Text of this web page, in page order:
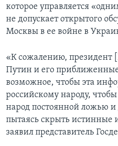
которое управляется
не допускает открытого
Москвы в ее войне в
«К сожалению, президент
Путин и его приближенные
возможное, чтобы эта
российскому народу,
народ постоянной ложью
пытаясь скрыть истинные
заявил представитель